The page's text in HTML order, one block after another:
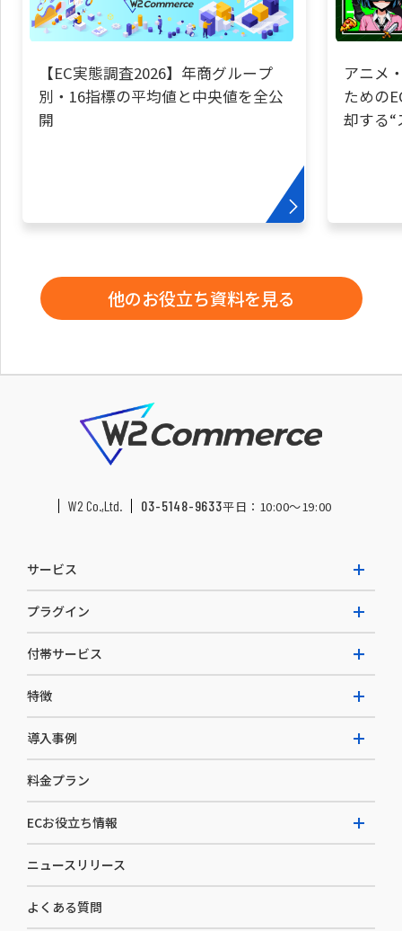
【EC実態調査2026】年商グループ
別・16指標の平均値と中央値を全公
開
アニメ
ための
却する
他のお役立ち資料を見る
W2 Co.,Ltd. 03-5148-9633平日：10:00〜19:00
サービス
W2 Commerce Repeat
W2 Commerce BtoB
W2 Commerce Asia
プラグイン
AI buddy
付帯サービス
EC運用構築支援・運用支援
カスタマーサクセス
セキュリティ
デザイン制作
コンサルティング
特徴
選ばれる理由
開発体制
導入事例
導入企業一覧
料金プラン
ECお役立ち情報
お役立ち資料
ニュースリリース
よくある質問